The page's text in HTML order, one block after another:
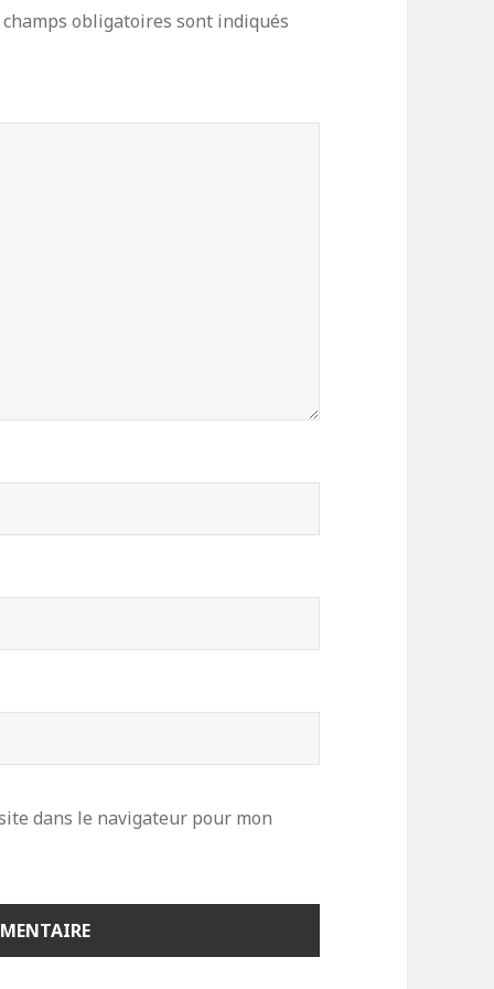
champs obligatoires sont indiqués
dans le navigateur pour mon